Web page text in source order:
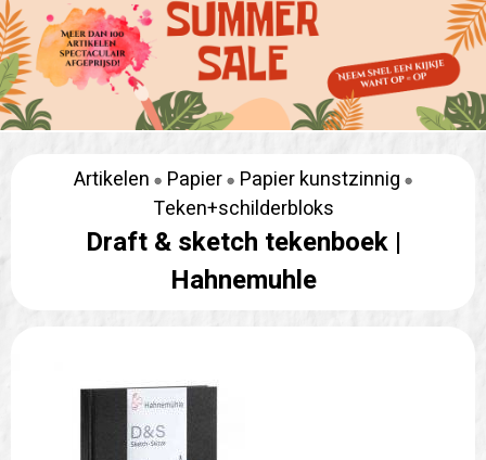
Artikelen Papier
Papier kunstzinnig
Teken+schilderbloks
Draft & sketch tekenboek |
Hahnemuhle